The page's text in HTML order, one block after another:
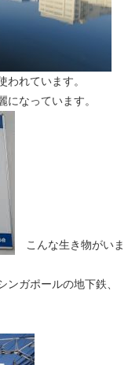
われています。
なっています。
こんな生き物がいま
ンガポールの地下鉄、